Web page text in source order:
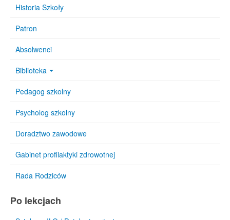
Historia Szkoły
Patron
Absolwenci
Biblioteka
Pedagog szkolny
Psycholog szkolny
Doradztwo zawodowe
Gabinet profilaktyki zdrowotnej
Rada Rodziców
Po lekcjach